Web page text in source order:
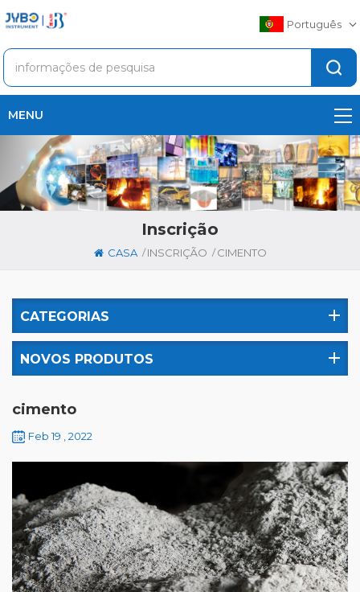
Português
MENU
Inscrição
CASA / INSCRIÇÃO / CIMENTO
CATEGORIAS
NOVOS PRODUTOS
cimento
Feb 19 , 2022